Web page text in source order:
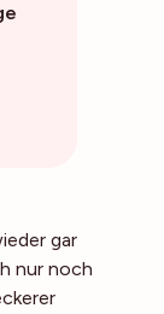
gar
nur noch